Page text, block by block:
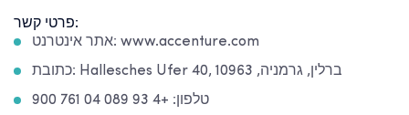
פרטי קשר:
אתר אינטרנט: www.accenture.com
כתובת: Hallesches Ufer 40, ברלין, גרמניה, 10963
טלפון: +4 93 089 04 761 900